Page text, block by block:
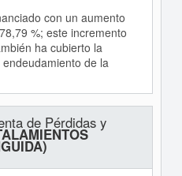
con un aumento
%; este incremento
ha cubierto la
de la
de Pérdidas y